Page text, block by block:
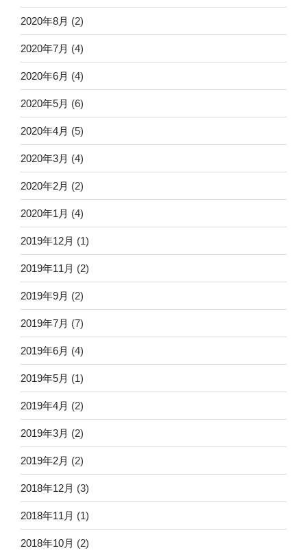
2020年8月 (2)
2020年7月 (4)
2020年6月 (4)
2020年5月 (6)
2020年4月 (5)
2020年3月 (4)
2020年2月 (2)
2020年1月 (4)
2019年12月 (1)
2019年11月 (2)
2019年9月 (2)
2019年7月 (7)
2019年6月 (4)
2019年5月 (1)
2019年4月 (2)
2019年3月 (2)
2019年2月 (2)
2018年12月 (3)
2018年11月 (1)
2018年10月 (2)